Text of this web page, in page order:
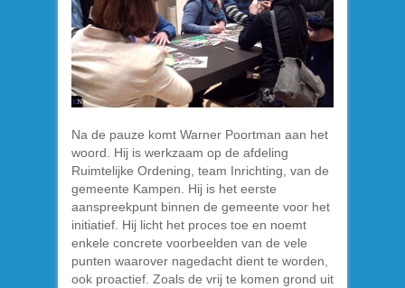
Na de pauze komt Warner Poortman aan het
woord. Hij is werkzaam op de afdeling
Ruimtelijke Ordening, team Inrichting, van de
gemeente Kampen. Hij is het eerste
aanspreekpunt binnen de gemeente voor het
initiatief. Hij licht het proces toe en noemt
enkele concrete voorbeelden van de vele
punten waarover nagedacht dient te worden,
ook proactief. Zoals de vrij te komen grond uit